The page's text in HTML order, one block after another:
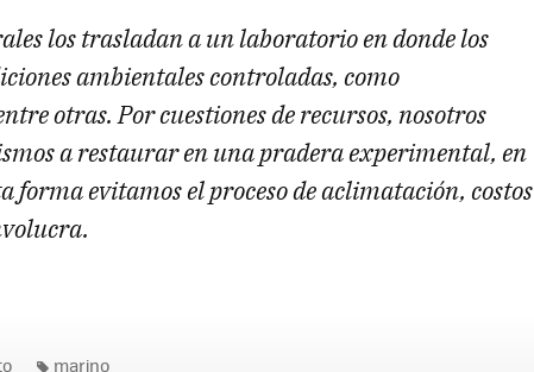
los trasladan a un laboratorio en donde los
ambientales controladas, como
otras. Por cuestiones de recursos, nosotros
a restaurar en una pradera experimental, en
forma evitamos el proceso de aclimatación, costos
marino